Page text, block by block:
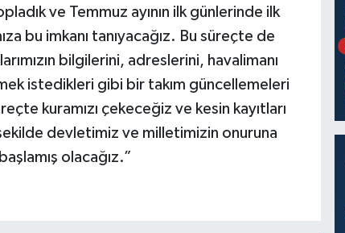
ve Temmuz ayının ilk günlerinde ilk
bu imkanı tanıyacağız. Bu süreçte de
bilgilerini, adreslerini, havalimanı
istedikleri gibi bir takım güncellemeleri
kuramızı çekeceğiz ve kesin kayıtları
devletimiz ve milletimizin onuruna
olacağız.”